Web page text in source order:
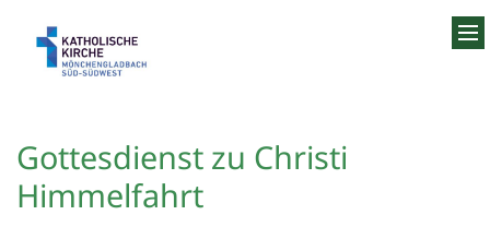
Gottesdienst zu Christi
Himmelfahrt